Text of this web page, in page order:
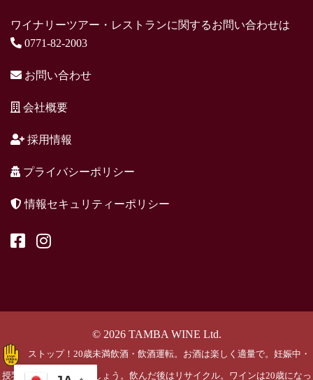
ワイナリーツアー・レストランに関するお問い合わせは
0771-82-2003
お問い合わせ
会社概要
採用情報
プライバシーポリシー
情報セキュリティーポリシー
© 2026 TAMBA WINE Ltd.
ストップ！20歳未満飲酒・飲酒運転。お酒は楽しく適量で。妊娠中・
授乳期の飲酒はやめましょう。飲んだ後はリサイクル。ワインは20歳になっ